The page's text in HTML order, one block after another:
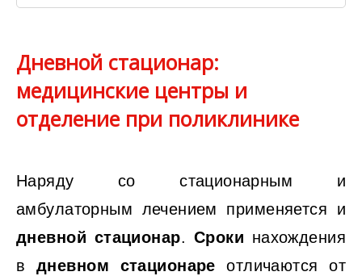
Дневной стационар:
медицинские центры и
отделение при поликлинике
Наряду со стационарным и
амбулаторным лечением применяется и
дневной стационар. Сроки нахождения
вдневном стационаре отличаются от